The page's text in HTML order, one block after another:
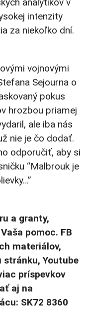
intenzity
za niekoľko dní.
vojnovými
Sejourna o
pokus
hrozbou priamej
ale iba nás
nie je čo dodať.
odporučiť, aby si
“Malbrouk je
a granty,
pomoc. FB
materiálov,
stránku, Youtube
príspevkov
aj na
SK72 8360